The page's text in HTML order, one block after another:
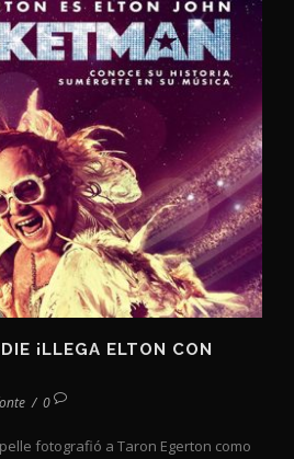
¡LLEGA ELTON CON
/ 0
fotografió a Taron Egerton como